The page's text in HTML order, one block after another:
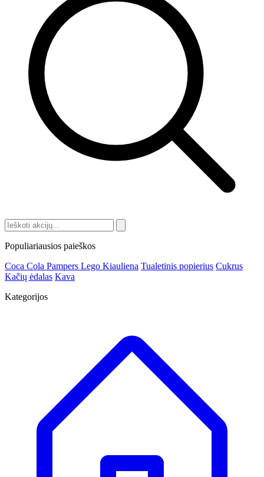
Populiariausios paieškos
Coca Cola Pampers Lego Kiauliena Tualetinis popierius Cukrus
Kačių ėdalas Kava
Kategorijos